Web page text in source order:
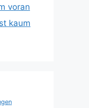
voran
kaum